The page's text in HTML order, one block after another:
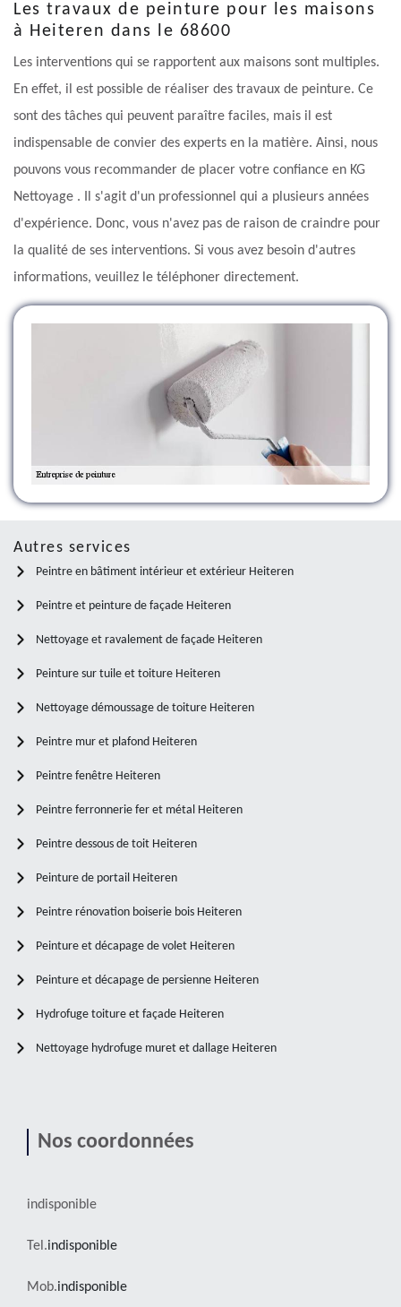
Les travaux de peinture pour les maisons
à Heiteren dans le 68600
Les interventions qui se rapportent aux maisons sont multiples.
En effet, il est possible de réaliser des travaux de peinture. Ce
sont des tâches qui peuvent paraître faciles, mais il est
indispensable de convier des experts en la matière. Ainsi, nous
pouvons vous recommander de placer votre confiance en KG
Nettoyage . Il s'agit d'un professionnel qui a plusieurs années
d'expérience. Donc, vous n'avez pas de raison de craindre pour
la qualité de ses interventions. Si vous avez besoin d'autres
informations, veuillez le téléphoner directement.
Autres services
Peintre en bâtiment intérieur et extérieur Heiteren
Peintre et peinture de façade Heiteren
Nettoyage et ravalement de façade Heiteren
Peinture sur tuile et toiture Heiteren
Nettoyage démoussage de toiture Heiteren
Peintre mur et plafond Heiteren
Peintre fenêtre Heiteren
Peintre ferronnerie fer et métal Heiteren
Peintre dessous de toit Heiteren
Peinture de portail Heiteren
Peintre rénovation boiserie bois Heiteren
Peinture et décapage de volet Heiteren
Peinture et décapage de persienne Heiteren
Hydrofuge toiture et façade Heiteren
Nettoyage hydrofuge muret et dallage Heiteren
Nos coordonnées
indisponible
Tel.indisponible
Mob.indisponible